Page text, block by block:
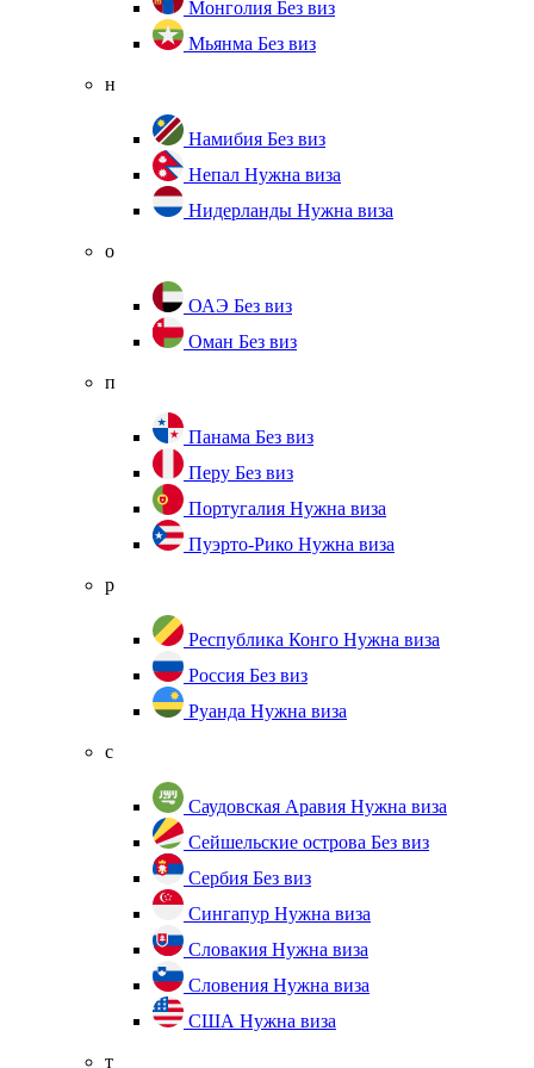
Монголия Без виз
Мьянма Без виз
н
Намибия Без виз
Непал Нужна виза
Нидерланды Нужна виза
о
ОАЭ Без виз
Оман Без виз
п
Панама Без виз
Перу Без виз
Португалия Нужна виза
Пуэрто-Рико Нужна виза
р
Республика Конго Нужна виза
Россия Без виз
Руанда Нужна виза
с
Саудовская Аравия Нужна виза
Сейшельские острова Без виз
Сербия Без виз
Сингапур Нужна виза
Словакия Нужна виза
Словения Нужна виза
США Нужна виза
т